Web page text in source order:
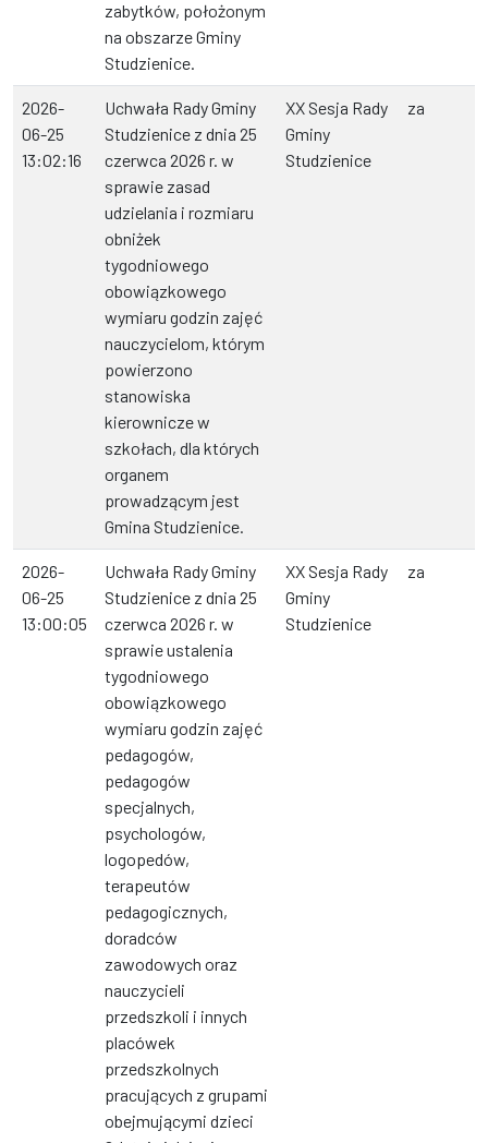
zabytków, położonym
na obszarze Gminy
Studzienice.
2026-
06-25
13:02:16
Uchwała Rady Gminy
Studzienice z dnia 25
czerwca 2026 r. w
sprawie zasad
udzielania i rozmiaru
obniżek
tygodniowego
obowiązkowego
wymiaru godzin zajęć
nauczycielom, którym
powierzono
stanowiska
kierownicze w
szkołach, dla których
organem
prowadzącym jest
Gmina Studzienice.
XX Sesja Rady
Gminy
Studzienice
za
2026-
06-25
13:00:05
Uchwała Rady Gminy
Studzienice z dnia 25
czerwca 2026 r. w
sprawie ustalenia
tygodniowego
obowiązkowego
wymiaru godzin zajęć
pedagogów,
pedagogów
specjalnych,
psychologów,
logopedów,
terapeutów
pedagogicznych,
doradców
zawodowych oraz
nauczycieli
przedszkoli i innych
placówek
przedszkolnych
pracujących z grupami
obejmującymi dzieci
XX Sesja Rady
Gminy
Studzienice
za